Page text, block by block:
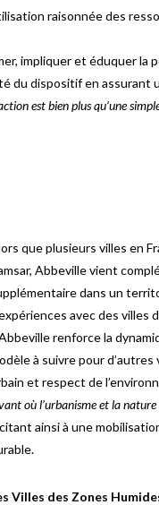
raisonnée des
impliquer et éduquer la
du dispositif en
est bien plus qu’une
que plusieurs villes en
Abbeville vient
dans un
avec des
renforce la
à suivre pour
et respect de
où l’urbanisme et la
ainsi à une
Villes des Zones